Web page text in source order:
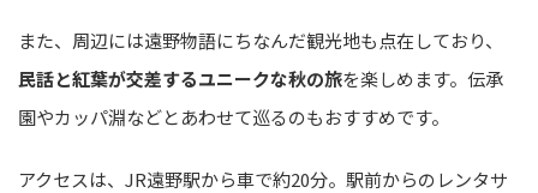
また、周辺には遠野物語にちなんだ観光地も点在しており、
民話と紅葉が交差するユニークな秋の旅を楽しめます。伝承
園やカッパ淵などとあわせて巡るのもおすすめです。
アクセスは、JR遠野駅から車で約20分。駅前からのレンタサ